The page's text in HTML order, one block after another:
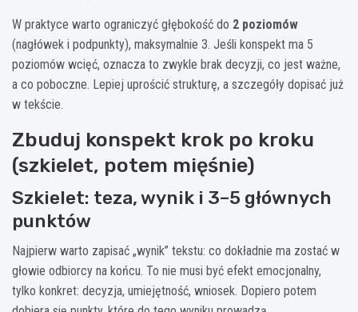
W praktyce warto ograniczyć głębokość do 2 poziomów
(nagłówek i podpunkty), maksymalnie 3. Jeśli konspekt ma 5
poziomów wcięć, oznacza to zwykle brak decyzji, co jest ważne,
a co poboczne. Lepiej uprościć strukturę, a szczegóły dopisać już
w tekście.
Zbuduj konspekt krok po kroku
(szkielet, potem mięśnie)
Szkielet: teza, wynik i 3–5 głównych
punktów
Najpierw warto zapisać „wynik” tekstu: co dokładnie ma zostać w
głowie odbiorcy na końcu. To nie musi być efekt emocjonalny,
tylko konkret: decyzja, umiejętność, wniosek. Dopiero potem